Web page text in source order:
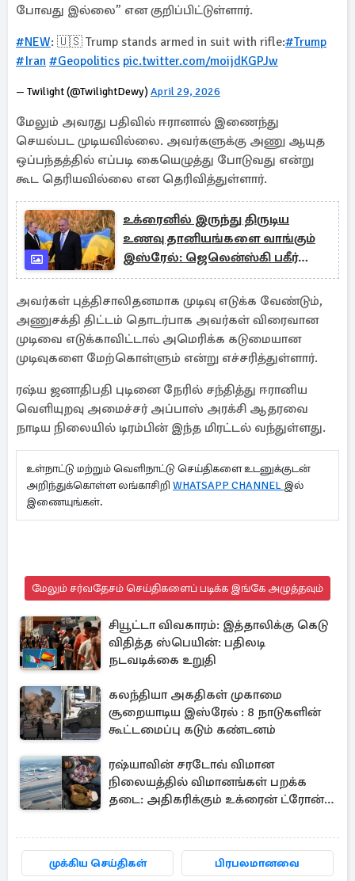
போவது இல்லை” என குறிப்பிட்டுள்ளார்.
#NEW: 🇺🇸 Trump stands armed in suit with rifle:#Trump
#Iran #Geopolitics pic.twitter.com/moijdKGPJw
— Twilight (@TwilightDewy) April 29, 2026
மேலும் அவரது பதிவில் ஈரானால் இணைந்து
செயல்பட முடியவில்லை. அவர்களுக்கு அணு ஆயுத
ஒப்பந்தத்தில் எப்படி கையெழுத்து போடுவது என்று
கூட தெரியவில்லை என தெரிவித்துள்ளார்.
உக்ரைனில் இருந்து திருடிய
உணவு தானியங்களை வாங்கும்
இஸ்ரேல்: ஜெலென்ஸ்கி பகீர்
குற்றச்சாட்டு
அவர்கள் புத்திசாலிதனமாக முடிவு எடுக்க வேண்டும்,
அணுசக்தி திட்டம் தொடர்பாக அவர்கள் விரைவான
முடிவை எடுக்காவிட்டால் அமெரிக்க கடுமையான
முடிவுகளை மேற்கொள்ளும் என்று எச்சரித்துள்ளார்.
ரஷ்ய ஜனாதிபதி புடினை நேரில் சந்தித்து ஈரானிய
வெளியுறவு அமைச்சர் அப்பாஸ் அரக்சி ஆதரவை
நாடிய நிலையில் டிரம்பின் இந்த மிரட்டல் வந்துள்ளது.
உள்நாட்டு மற்றும் வெளிநாட்டு செய்திகளை உடனுக்குடன்
அறிந்துக்கொள்ள லங்காசிறி WHATSAPP CHANNEL இல்
இணையுங்கள்.
மேலும் சர்வதேசம் செய்திகளைப் படிக்க இங்கே அழுத்தவும்
சியூட்டா விவகாரம்: இத்தாலிக்கு கெடு
விதித்த ஸ்பெயின்: பதிலடி
நடவடிக்கை உறுதி
கலந்தியா அகதிகள் முகாமை
சூறையாடிய இஸ்ரேல் : 8 நாடுகளின்
கூட்டமைப்பு கடும் கண்டனம்
ரஷ்யாவின் சரடோவ் விமான
நிலையத்தில் விமானங்கள் பறக்க
தடை: அதிகரிக்கும் உக்ரைன் ட்ரோன்
முக்கிய செய்திகள் பிரபலமானவை